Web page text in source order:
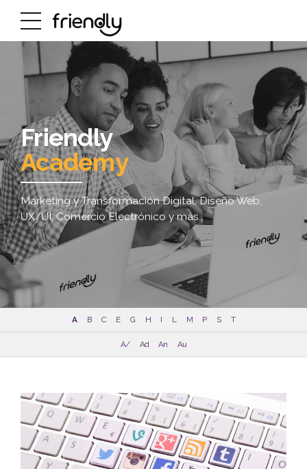
Friendly
Academy
Marketing y Transformación Digital, Diseño Web,
UX/UI, Comercio Electrónico y más…
A B C E G H I L M P S T
A/ Ad An Au